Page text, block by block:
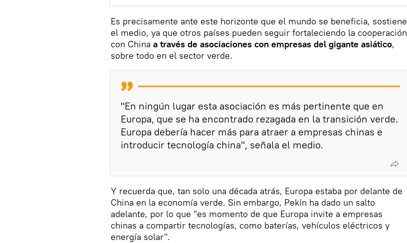
Es precisamente ante este horizonte que el mundo se beneficia, sostiene
el medio, ya que otros países pueden seguir fortaleciendo la cooperación
con China a través de asociaciones con empresas del gigante asiático,
sobre todo en el sector verde.
"En ningún lugar esta asociación es más pertinente que en
Europa, que se ha encontrado rezagada en la transición verde.
Europa debería hacer más para atraer a empresas chinas e
introducir tecnología china", señala el medio.
Y recuerda que, tan solo una década atrás, Europa estaba por delante de
China en la economía verde. Sin embargo, Pekín ha dado un salto
adelante, por lo que "es momento de que Europa invite a empresas
chinas a compartir tecnologías, como baterías, vehículos eléctricos y
energía solar".